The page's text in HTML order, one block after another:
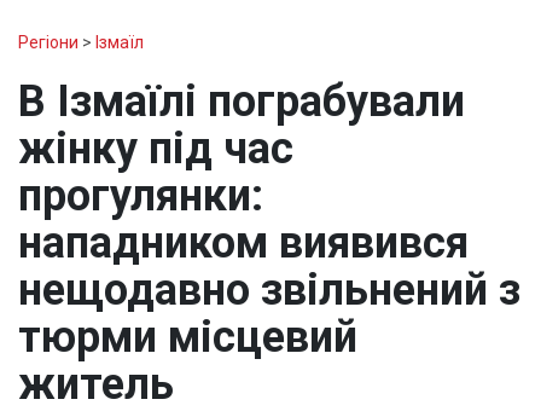
Регіони > Ізмаїл
В Ізмаїлі пограбували
жінку під час
прогулянки:
нападником виявився
нещодавно звільнений з
тюрми місцевий
житель